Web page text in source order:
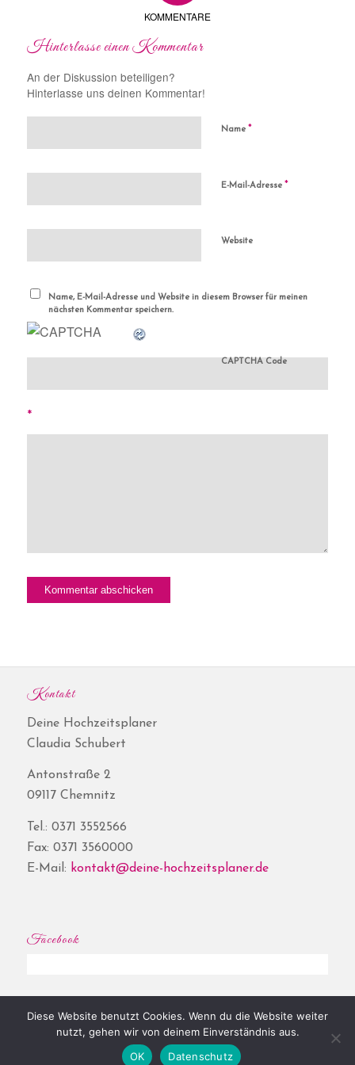
KOMMENTARE
Hinterlasse einen Kommentar
An der Diskussion beteiligen?
Hinterlasse uns deinen Kommentar!
Name *
E-Mail-Adresse *
Website
Name, E-Mail-Adresse und Website in diesem Browser für meinen
nächsten Kommentar speichern.
CAPTCHA Code
*
Kontakt
Deine Hochzeitsplaner
Claudia Schubert
Antonstraße 2
09117 Chemnitz
Tel.: 0371 3552566
Fax: 0371 3560000
E-Mail: kontakt@deine-hochzeitsplaner.de
Facebook
© Copyright - Deine Hochzeitsplaner® | Website byShore|Impressum|
Diese Website benutzt Cookies. Wenn du die Website weiter
nutzt, gehen wir von deinem Einverständnis aus.
OK
Datenschutz